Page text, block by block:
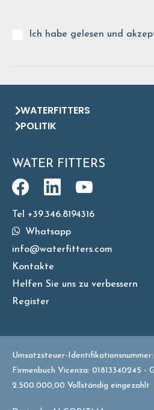
Ich habe gelesen und
WATERFITTERS
POLITIK
WATER FITTERS
Tel +39.346.8194316
Whatsapp
info@waterfitters.com
Kontakte
Helfen Sie uns zu verbessern
Register
Umsatzsteuer-
Firmenbuch Vicenza: 01813340245 -
2.500.000,00 Vollständig eingezahlt